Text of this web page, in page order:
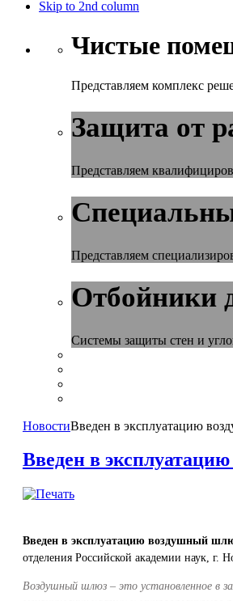
Skip to 2nd column
Чистые
Представляем комплекс
Защита от
Представляем
Представляем
Отбойники
Системы защиты стен и
НовостиВведен в эксплуатацию
Введен в
Введен в эксплуатацию воздушный
отделения Российской академии наук, г.
Воздушный шлюз – это установленное в